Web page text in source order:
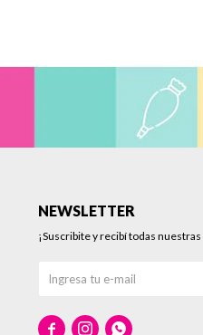
NEWSLETTER
¡Suscribite y recibí todas
  